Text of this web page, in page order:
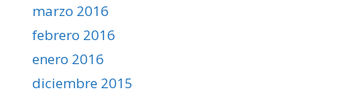
marzo 2016
febrero 2016
enero 2016
diciembre 2015